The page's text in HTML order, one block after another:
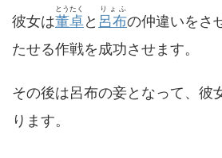
彼女は董卓
とうたく
と 呂布
りょふ
の仲違いをさ
たせる作戦を成功させます。
その後は呂布の妾となって、彼
ります。